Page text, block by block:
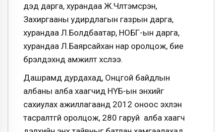
дэд дарга, хурандаа Ж.Чүлтэмсүрэн,
Захиргааны удирдлагын газрын дарга,
хурандаа Л.Болдбаатар, НОБГ-ын дарга,
хурандаа Л.Баярсайхан нар оролцож, бие
бүрэлдэхүүнд амжилт хүслээ.
Дашрамд дурдахад, Онцгой байдлын
албаны алба хаагчид НҮБ-ын энхийг
сахиулах ажиллагаанд 2012 оноос эхлэн
тасралтгүй оролцож, 280 гаруй алба хаагч